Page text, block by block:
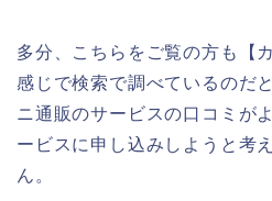
多分、こちらをご覧の方も【
感じで検索で調べているのだ
ニ通販のサービスの口コミが
ービスに申し込みしようと考
ん。